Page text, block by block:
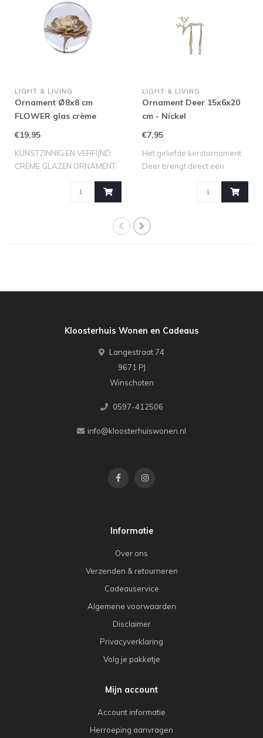
LIGHT & LIVING
Ornament Ø8x8 cm
FLOWER glas crème
€19,95
KUNSTZINNIG EN VERFIJND:
CRÈME GLAZEN ORNAMENT
LIGHT & LIVING
Ornament Deer 15x6x20
cm - Nickel
€7,95
Het geliefde kerstornament
Deer brengt direct een
Kloosterhuis Wonen en Cadeaus
Langestraat 74
9671 PJ
Winschoten
0597-412506
info@kloosterhuiswonen.nl
Informatie
Over ons
Verzenden & retourneren
Cadeauservice
Algemene voorwaarden
Disclaimer
Privacyverklaring
Volg je pakketje
Mijn account
Account informatie
Herroeping aanvragen